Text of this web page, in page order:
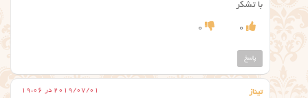
با تشکر
0
0
پاسخ
تیناز 2019/07/01 در 19:06